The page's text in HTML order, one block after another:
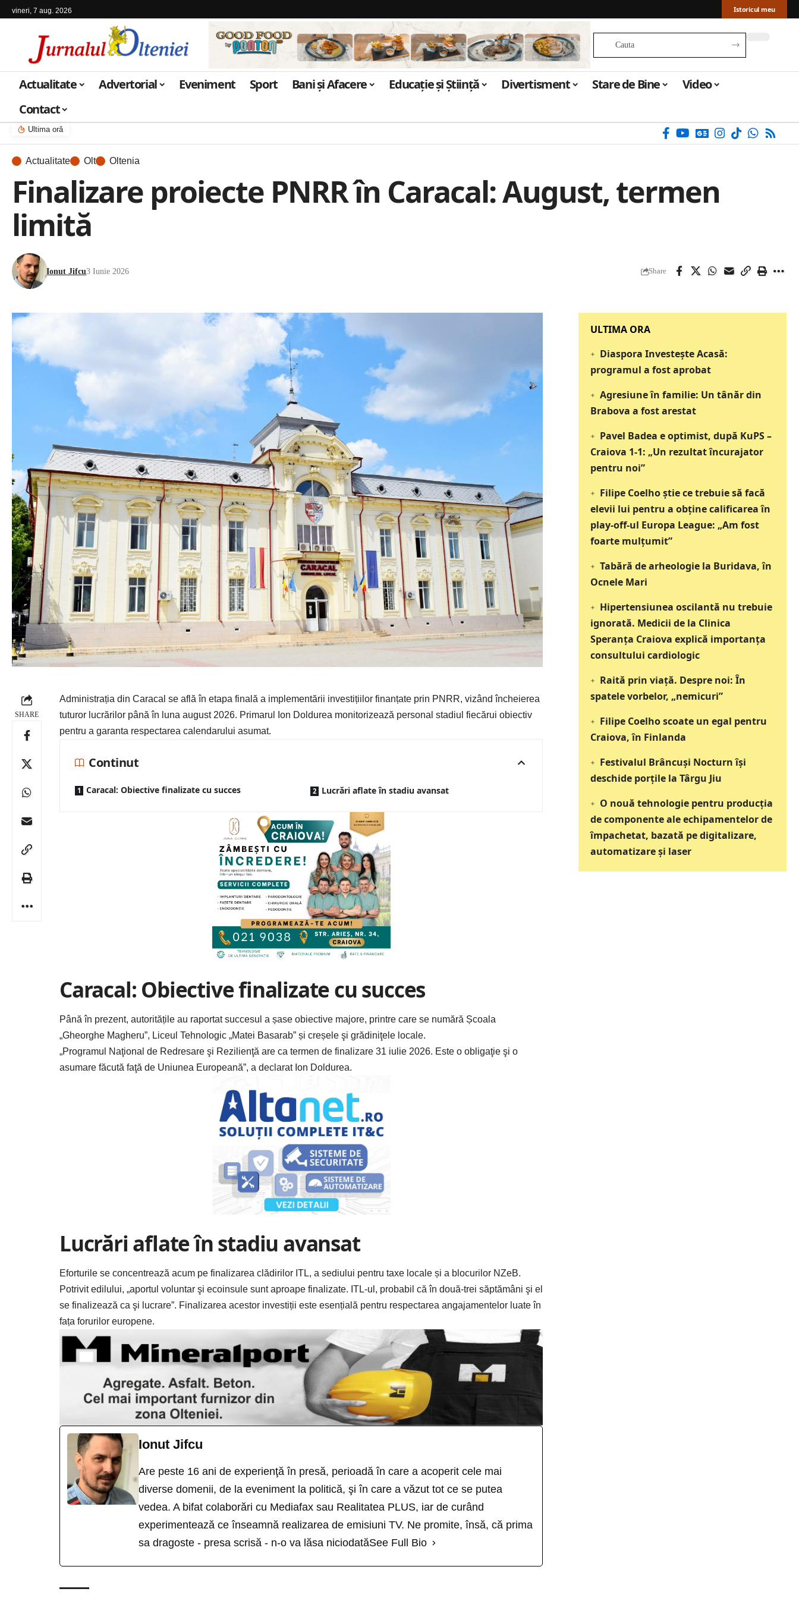
vineri, 7 aug. 2026 Istoricul meu
Actualitate Advertorial Eveniment Sport Bani și Afacere Educație și Știință Divertisment Stare de Bine
Video
Contact
Ultima oră
Actualitate Olt Oltenia
Finalizare proiecte PNRR în Caracal: August, termen
limită
Ionut Jifcu3 Iunie 2026 Share
SHARE
Administrația din Caracal se află în etapa finală a implementării investițiilor finanțate prin PNRR, vizând încheierea
tuturor lucrărilor până în luna august 2026. Primarul Ion Doldurea monitorizează personal stadiul fiecărui obiectiv
pentru a garanta respectarea calendarului asumat.
Continut
Caracal: Obiective finalizate cu succes Lucrări aflate în stadiu avansat
Caracal: Obiective finalizate cu succes
Până în prezent, autoritățile au raportat succesul a șase obiective majore, printre care se numără Școala
„Gheorghe Magheru”, Liceul Tehnologic „Matei Basarab” și creșele şi grădiniţele locale.
„Programul Naţional de Redresare şi Rezilienţă are ca termen de finalizare 31 iulie 2026. Este o obligaţie şi o
asumare făcută faţă de Uniunea Europeană”, a declarat Ion Doldurea.
Lucrări aflate în stadiu avansat
Eforturile se concentrează acum pe finalizarea clădirilor ITL, a sediului pentru taxe locale și a blocurilor NZeB.
Potrivit edilului, „aportul voluntar şi ecoinsule sunt aproape finalizate. ITL-ul, probabil că în două-trei săptămâni şi el
se finalizează ca şi lucrare”. Finalizarea acestor investiții este esențială pentru respectarea angajamentelor luate în
fața forurilor europene.
Ionut Jifcu
Are peste 16 ani de experienţă în presă, perioadă în care a acoperit cele mai
diverse domenii, de la eveniment la politică, şi în care a văzut tot ce se putea
vedea. A bifat colaborări cu Mediafax sau Realitatea PLUS, iar de curând
experimentează ce înseamnă realizarea de emisiuni TV. Ne promite, însă, că prima
sa dragoste - presa scrisă - n-o va lăsa niciodatăSee Full Bio
‎‎‎‎‎‎‎ULTIMA ORA
Diaspora Investește Acasă:
programul a fost aprobat
Agresiune în familie: Un tânăr din
Brabova a fost arestat
Pavel Badea e optimist, după KuPS –
Craiova 1-1: „Un rezultat încurajator
pentru noi”
Filipe Coelho știe ce trebuie să facă
elevii lui pentru a obține calificarea în
play-off-ul Europa League: „Am fost
foarte mulțumit”
Tabără de arheologie la Buridava, în
Ocnele Mari
Hipertensiunea oscilantă nu trebuie
ignorată. Medicii de la Clinica
Speranța Craiova explică importanța
consultului cardiologic
Raită prin viață. Despre noi: În
spatele vorbelor, „nemicuri”
Filipe Coelho scoate un egal pentru
Craiova, în Finlanda
Festivalul Brâncuși Nocturn își
deschide porțile la Târgu Jiu
O nouă tehnologie pentru producția
de componente ale echipamentelor de
împachetat, bazată pe digitalizare,
automatizare și laser